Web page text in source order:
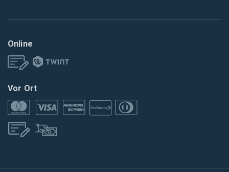
Online
Vor Ort